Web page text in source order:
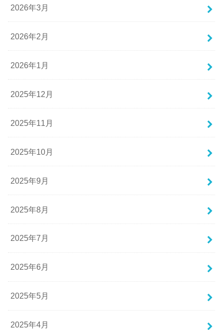
2026年3月
2026年2月
2026年1月
2025年12月
2025年11月
2025年10月
2025年9月
2025年8月
2025年7月
2025年6月
2025年5月
2025年4月